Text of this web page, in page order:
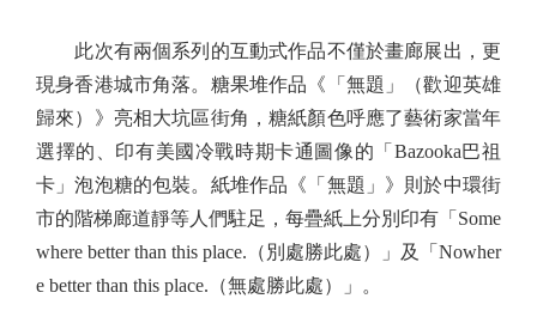
此次有兩個系列的互動式作品不僅於畫廊展出，更
現身香港城市角落。糖果堆作品《「無題」（歡迎英雄
歸來）》亮相大坑區街角，糖紙顏色呼應了藝術家當年
選擇的、印有美國冷戰時期卡通圖像的「Bazooka巴祖
卡」泡泡糖的包裝。紙堆作品《「無題」》則於中環街
市的階梯廊道靜等人們駐足，每疊紙上分別印有「Some
where better than this place.（別處勝此處）」及「Nowher
e better than this place.（無處勝此處）」。